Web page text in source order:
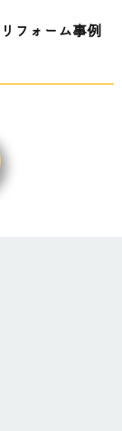
フォーム事例